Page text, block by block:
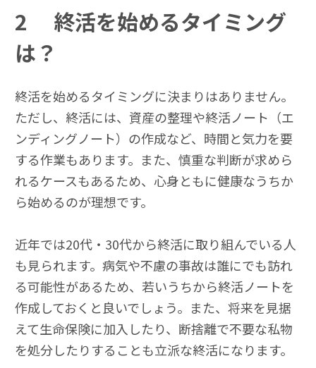
2
終活を始めるタイミング
は？
終活を始めるタイミングに決まりはありません。
ただし、終活には、資産の整理や終活ノート（エ
ンディングノート）の作成など、時間と気力を要
する作業もあります。また、慎重な判断が求めら
れるケースもあるため、心身ともに健康なうちか
ら始めるのが理想です。
近年では20代・30代から終活に取り組んでいる人
も見られます。病気や不慮の事故は誰にでも訪れ
る可能性があるため、若いうちから終活ノートを
作成しておくと良いでしょう。また、将来を見据
えて生命保険に加入したり、断捨離で不要な私物
を処分したりすることも立派な終活になります。